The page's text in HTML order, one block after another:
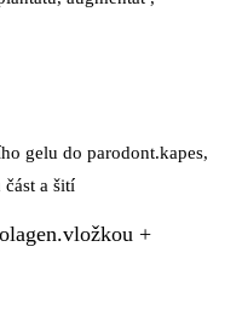
gelu do parodont.kapes,
a šití
+